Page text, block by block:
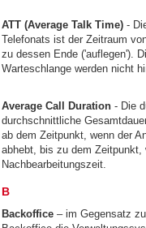
ATT (Average Talk Time) -
Telefonats ist der Zeitraum
zu dessen Ende ('auflegen').
Warteschlange werden nicht
Average Call Duration - Die
durchschnittliche
ab dem Zeitpunkt, wenn der
abhebt, bis zu dem Zeitpunkt,
Nachbearbeitungszeit.
B
Backoffice – im Gegensatz